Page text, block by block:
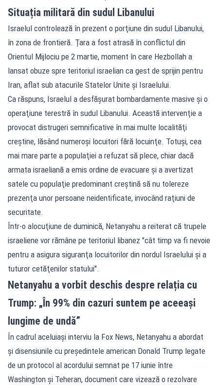
Situația militară din sudul Libanului
Israelul controlează în prezent o porţiune din sudul Libanului,
în zona de frontieră. Ţara a fost atrasă în conflictul din
Orientul Mijlociu pe 2 martie, moment în care Hezbollah a
lansat obuze spre teritoriul israelian ca gest de sprijin pentru
Iran, aflat sub atacurile Statelor Unite şi Israelului.
Ca răspuns, Israelul a desfăşurat bombardamente masive şi o
operaţiune terestră în sudul Libanului. Această intervenţie a
provocat distrugeri semnificative în mai multe localităţi
creştine, lăsând numeroşi locuitori fără locuinţe. Totuşi, cea
mai mare parte a populaţiei a refuzat să plece, chiar dacă
armata israeliană a emis ordine de evacuare şi a avertizat
satele cu populaţie predominant creştină să nu tolereze
prezenţa unor persoane neidentificate, invocând raţiuni de
securitate.
Într-o alocuţiune de duminică, Netanyahu a reiterat că trupele
israeliene vor rămâne pe teritoriul libanez "cât timp va fi nevoie
pentru a asigura siguranţa locuitorilor din nordul Israelului şi a
tuturor cetăţenilor statului".
Netanyahu a vorbit deschis despre relația cu
Trump: „În 99% din cazuri suntem pe aceeași
lungime de undă”
În cadrul aceluiaşi interviu la Fox News, Netanyahu a abordat
şi disensiunile cu preşedintele american Donald Trump legate
de un protocol al acordului semnat pe 17 iunie între
Washington şi Teheran, document care vizează o rezolvare